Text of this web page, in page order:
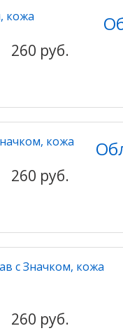
260 руб.
260 руб.
260 руб.